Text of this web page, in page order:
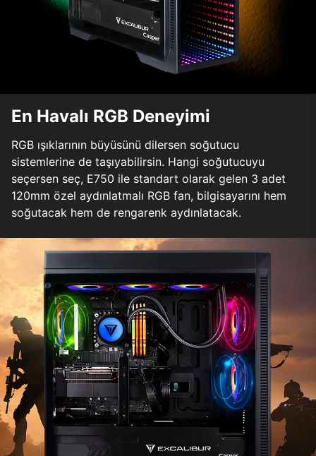
En Havalı RGB Deneyimi
RGB ışıklarının büyüsünü dilersen soğutucu
sistemlerine de taşıyabilirsin. Hangi soğutucuyu
seçersen seç, E750 ile standart olarak gelen 3 adet
120mm özel aydınlatmalı RGB fan, bilgisayarını hem
soğutacak hem de rengarenk aydınlatacak.